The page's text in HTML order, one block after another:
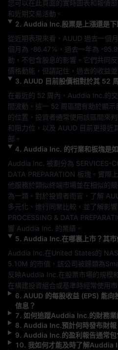
您可以在此頁面的實時圖表和報價
和近期交易活動。
2. Auddia Inc.股票是上漲還是下
從近期表現來看， AUUD 過去一個
個月為 -86.47% ，過去一年為 -
動，不包含股息的影響。它們共同
價格動能，但請記住，過去的收益
3. AUUD 目前股價相對於其 52
在最近的 52 周內， Auddia Inc. 的
間波動。這一 52 周區間有助於顯
的位置，投資者通常使用該區間來
和阻力位，以及 AUUD 目前更接近
部。
4. Auddia Inc. 的行業和板塊是
Auddia Inc. 被劃分為 SERVICES-
DATA PREPARATION 板塊。實際
他服務於類似終端市場並在相似的
為一類。對於投資者而言，了解
多元化、進行同業比較，並了解影響
PROCESSING & DATA
響 Auddia Inc. 的業績。
5. Auddia Inc.在哪裏上市？其市
Auddia Inc. 在United States的
5.10M 的市值，該公司被歸類為
反映Auddia Inc. 在股票市場的規模
在構建投資組合或基準時經常使用市
6. AUUD 的每股收益 (EPS) 能
信息？
7. 如何追蹤Auddia Inc.的財務業
8. Auddia Inc.預計何時發布財報
9. Auddia Inc.的盈利報告通常
10. 我如何才能及時了解Auddia